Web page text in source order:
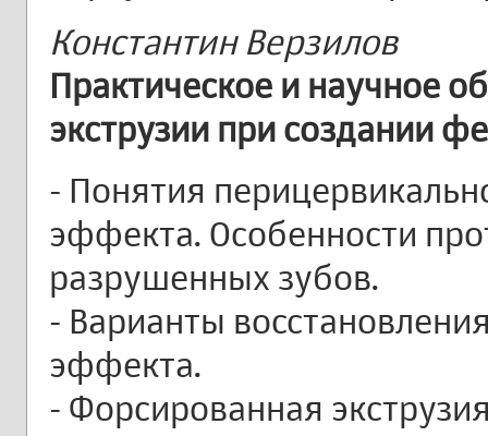
Константин Верзилов
Практическое и научное
экструзии при создании
- Понятия
эффекта. Особенности
разрушенных зубов.
- Варианты
эффекта.
- Форсированная